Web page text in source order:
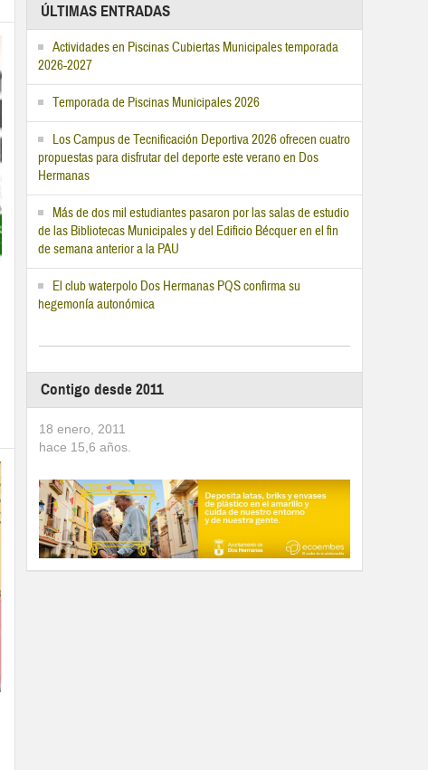
ÚLTIMAS ENTRADAS
Actividades en Piscinas Cubiertas Municipales temporada
2026-2027
Temporada de Piscinas Municipales 2026
Los Campus de Tecnificación Deportiva 2026 ofrecen cuatro
propuestas para disfrutar del deporte este verano en Dos
Hermanas
Más de dos mil estudiantes pasaron por las salas de estudio
de las Bibliotecas Municipales y del Edificio Bécquer en el fin
de semana anterior a la PAU
El club waterpolo Dos Hermanas PQS confirma su
hegemonía autonómica
Contigo desde 2011
18 enero, 2011
hace 15,6 años.